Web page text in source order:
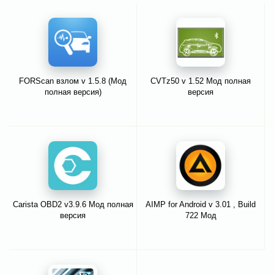
FORScan взлом v 1.5.8 (Мод
полная версия)
CVTz50 v 1.52 Мод полная
версия
Carista OBD2 v3.9.6 Мод полная
версия
AIMP for Android v 3.01 , Build
722 Мод